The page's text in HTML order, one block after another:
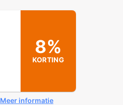
8%
KORTING
Meer informatie